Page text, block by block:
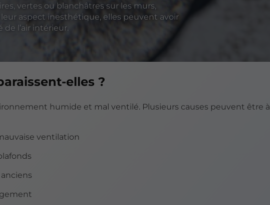
vertes ou blanchâtres sur les murs,
aspect inesthétique, elles peuvent avoir
l’air intérieur.
elles ?
humide et mal ventilé. Plusieurs causes peuvent être à
ventilation